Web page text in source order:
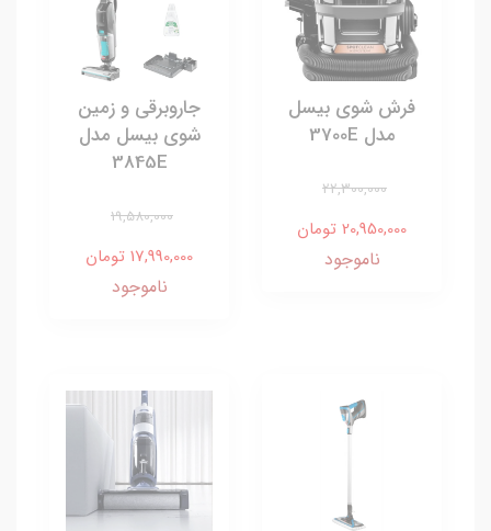
فرش شوی بیسل
مدل 3700E
22,300,000
20,950,000 تومان
ناموجود
جاروبرقی و زمین
شوی بیسل مدل
3845E
19,580,000
17,990,000 تومان
ناموجود